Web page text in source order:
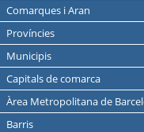
Comarques i Aran
Províncies
Municipis
Capitals de comarca
Àrea Metropolitana de
Barris